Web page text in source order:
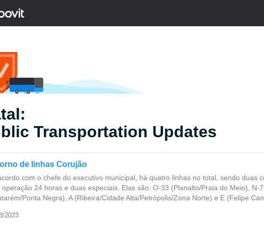
Transportation Updates
de linhas Corujão
com o chefe do executivo municipal, há quatro linhas no total, sendo duas
operação 24 horas e duas especiais. Elas são: O-33 (Planalto/Praia do Meio), N-
Ponta Negra), A (Ribeira/Cidade Alta/Petrópolis/Zona Norte) e E (Felipe
2023